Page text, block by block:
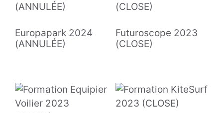
Europapark 2024
(ANNULÉE)
Futuroscope 2023
(CLOSE)